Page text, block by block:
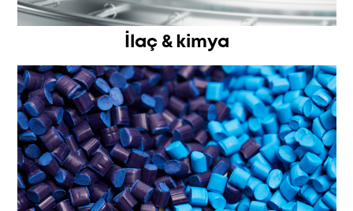
İlaç & kimya